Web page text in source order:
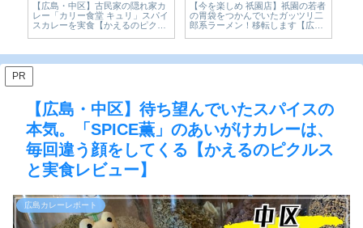
【広島・中区】古民家の隠れ家カ
レー「カリー食堂 キュリ」スパイ
スカレーを実食【かえるのピクル
【今を楽しめ 祇園店】祇園の若者
の胃袋をつかんでいたガッツリ二
郎系ラーメン！移転します【広島
PR
【広島・中区】待ち望んでいたスパイスの
本気。「SPICE薫」のあいがけカレーは、
毎回違う顔をしてくる【かえるのピクルス
と実食レビュー】
広島カレーレポート